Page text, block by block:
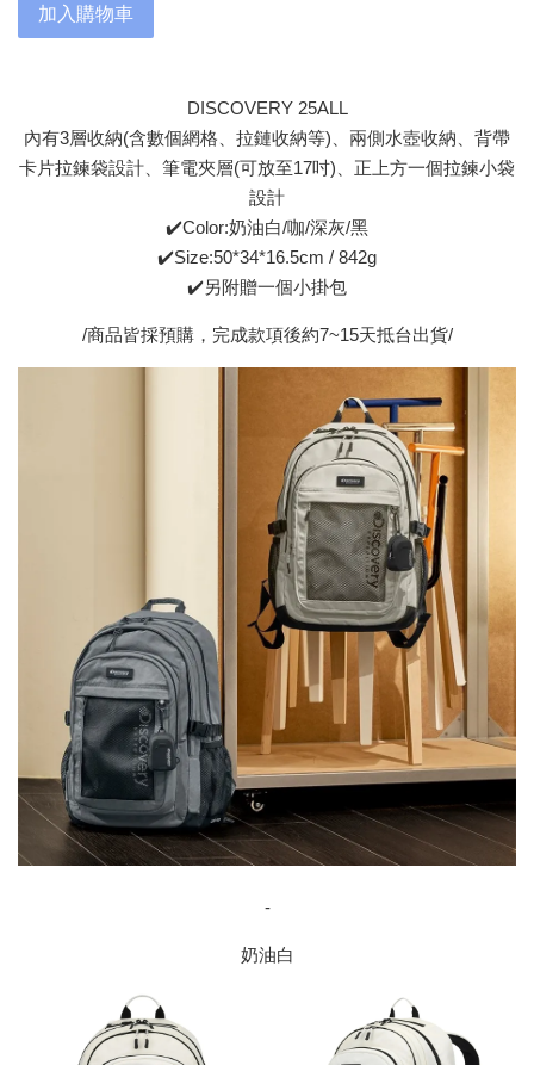
加入購物車
DISCOVERY 25ALL
內有3層收納(含數個網格、拉鏈收納等)、兩側水壺收納、背帶
卡片拉鍊袋設計、筆電夾層(可放至17吋)、正上方一個拉鍊小袋
設計
✔️Color:奶油白/咖/深灰/黑
✔️Size:50*34*16.5cm / 842g
✔️另附贈一個小掛包
/商品皆採預購，完成款項後約7~15天抵台出貨/
-
奶油白